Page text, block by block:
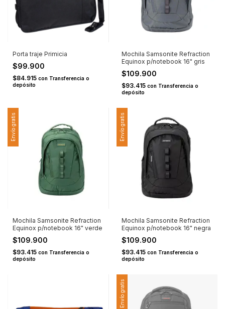
Porta traje Primicia
$99.900
$84.915 con Transferencia o
depósito
Mochila Samsonite Refraction
Equinox p/notebook 16" gris
$109.900
$93.415 con Transferencia o
depósito
Envío gratis
Mochila Samsonite Refraction
Equinox p/notebook 16" verde
$109.900
$93.415 con Transferencia o
depósito
Envío gratis
Mochila Samsonite Refraction
Equinox p/notebook 16" negra
$109.900
$93.415 con Transferencia o
depósito
Envío gratis